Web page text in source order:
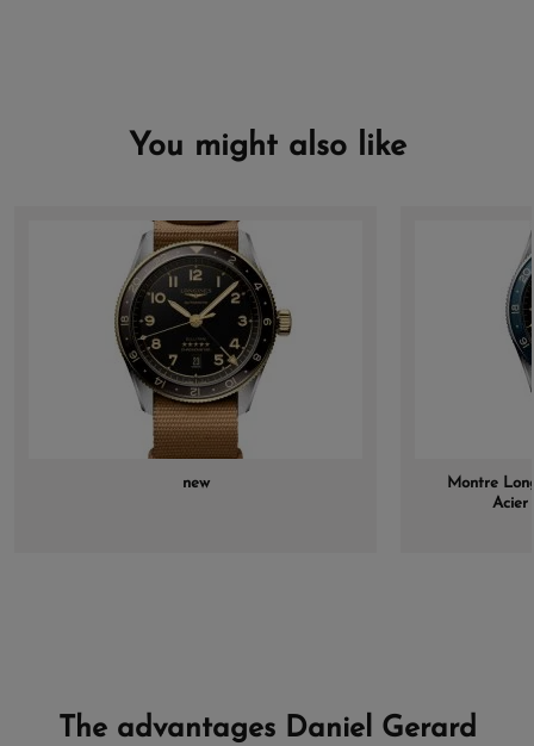
You might also like
new
Montre
Acier
The advantages Daniel Gerard